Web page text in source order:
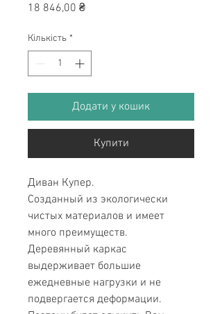
18 846,00 ₴Ціна
Кількість *
Додати у кошик
Купити
Диван Купер.
Созданный из экологически
чистых материалов и имеет
много преимуществ.
Деревянный каркас
выдерживает большие
ежедневные нагрузки и не
подвергается деформации.